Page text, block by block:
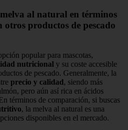
al natural en términos
productos de pescado
popular para mascotas,
nutricional y su coste accesible
de pescado. Generalmente, la
precio y calidad , siendo más
pero aún así rica en ácidos
términos de comparación, si buscas
, la melva al natural es una
disponibles en el mercado.